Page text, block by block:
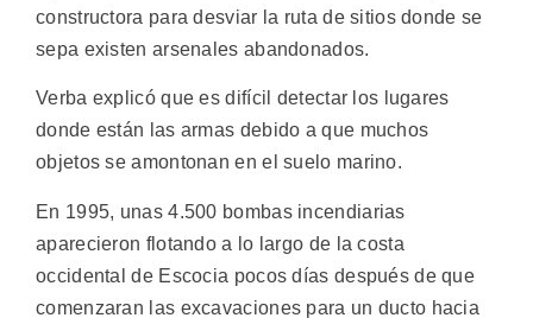
constructora para desviar la ruta de sitios donde se
sepa existen arsenales abandonados.
Verba explicó que es difícil detectar los lugares
donde están las armas debido a que muchos
objetos se amontonan en el suelo marino.
En 1995, unas 4.500 bombas incendiarias
aparecieron flotando a lo largo de la costa
occidental de Escocia pocos días después de que
comenzaran las excavaciones para un ducto hacia